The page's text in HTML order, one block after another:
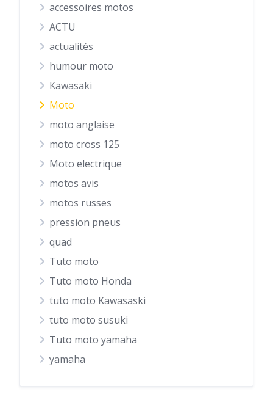
accessoires motos
ACTU
actualités
humour moto
Kawasaki
Moto
moto anglaise
moto cross 125
Moto electrique
motos avis
motos russes
pression pneus
quad
Tuto moto
Tuto moto Honda
tuto moto Kawasaski
tuto moto susuki
Tuto moto yamaha
yamaha